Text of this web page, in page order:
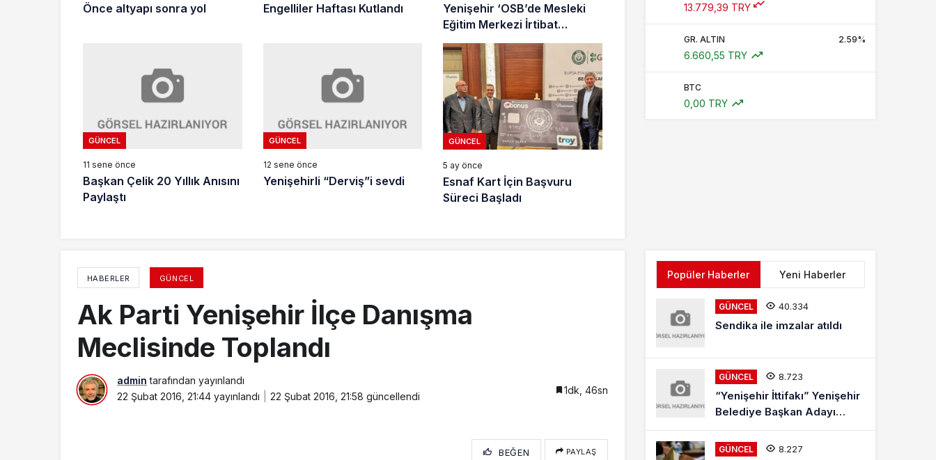
Önce altyapı sonra yol Engelliler Haftası Kutlandı
Yenişehir ‘OSB’de Mesleki
Eğitim Merkezi İrtibat
Bürosu’ Açıldı
GÜNCEL
11 sene önce
Başkan Çelik 20 Yıllık Anısını
Paylaştı
GÜNCEL
12 sene önce
Yenişehirli “Derviş”i sevdi
GÜNCEL
5 ay önce
Esnaf Kart İçin Başvuru
Süreci Başladı
13.779,39 TRY
GR. ALTIN 2.59%
6.660,55 TRY
BTC
0,00 TRY
HABERLER GÜNCEL
Ak Parti Yenişehir İlçe Danışma
Meclisinde Toplandı
admin tarafından yayınlandı
22 Şubat 2016, 21:44 yayınlandı 22 Şubat 2016, 21:58 güncellendi
1dk, 46sn
BEĞEN PAYLAŞ
Popüler Haberler Yeni Haberler
GÜNCEL 40.334
Sendika ile imzalar atıldı
GÜNCEL 8.723
“Yenişehir İttifakı” Yenişehir
Belediye Başkan Adayı
Mehmet Kaya Röportajı
GÜNCEL 8.227